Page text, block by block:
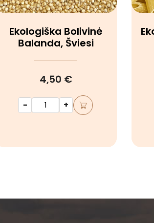
Ekologiška Bolivinė
Balanda, Šviesi
4,50 €
- +